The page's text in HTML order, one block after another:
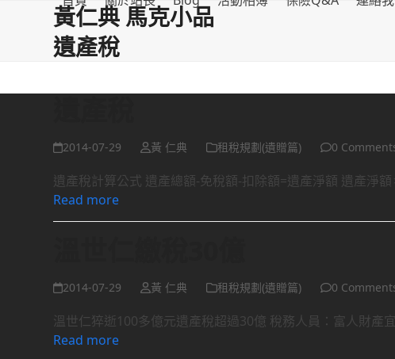
黃仁典 馬克小品
遺產稅
2014-07-29 黃 仁典 租稅規劃(遺贈篇) 0
遺產稅計算公式 遺產總額-免稅額-扣除額=遺產淨額 遺產淨
Read more
2014-07-29 黃 仁典 租稅規劃(遺贈篇) 0
溫世仁猝逝100多億元遺產稅超過30億 稅務人員：富人財產
Read more